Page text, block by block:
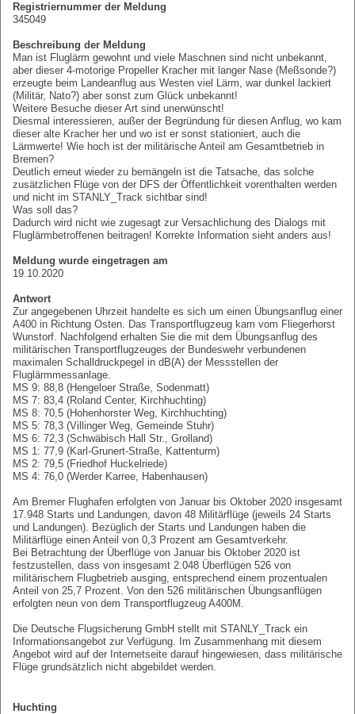
Registriernummer der Meldung
345049
Beschreibung der Meldung
Man ist Fluglärm gewohnt und viele Maschnen sind nicht unbekannt,
aber dieser 4-motorige Propeller Kracher mit langer Nase (Meßsonde?)
erzeugte beim Landeanflug aus Westen viel Lärm, war dunkel lackiert
(Militär, Nato?) aber sonst zum Glück unbekannt!
Weitere Besuche dieser Art sind unerwünscht!
Diesmal interessieren, außer der Begründung für diesen Anflug, wo kam
dieser alte Kracher her und wo ist er sonst stationiert, auch die
Lärmwerte! Wie hoch ist der militärische Anteil am Gesamtbetrieb in
Bremen?
Deutlich erneut wieder zu bemängeln ist die Tatsache, das solche
zusätzlichen Flüge von der DFS der Öffentlichkeit vorenthalten werden
und nicht im STANLY_Track sichtbar sind!
Was soll das?
Dadurch wird nicht wie zugesagt zur Versachlichung des Dialogs mit
Fluglärmbetroffenen beitragen! Korrekte Information sieht anders aus!
Meldung wurde eingetragen am
19.10.2020
Antwort
Zur angegebenen Uhrzeit handelte es sich um einen Übungsanflug einer
A400 in Richtung Osten. Das Transportflugzeug kam vom Fliegerhorst
Wunstorf. Nachfolgend erhalten Sie die mit dem Übungsanflug des
militärischen Transportflugzeuges der Bundeswehr verbundenen
maximalen Schalldruckpegel in dB(A) der Messstellen der
Fluglärmmessanlage.
MS 9: 88,8 (Hengeloer Straße, Sodenmatt)
MS 7: 83,4 (Roland Center, Kirchhuchting)
MS 8: 70,5 (Hohenhorster Weg, Kirchhuchting)
MS 5: 78,3 (Villinger Weg, Gemeinde Stuhr)
MS 6: 72,3 (Schwäbisch Hall Str., Grolland)
MS 1: 77,9 (Karl-Grunert-Straße, Kattenturm)
MS 2: 79,5 (Friedhof Huckelriede)
MS 4: 76,0 (Werder Karree, Habenhausen)
Am Bremer Flughafen erfolgten von Januar bis Oktober 2020 insgesamt
17.948 Starts und Landungen, davon 48 Militärflüge (jeweils 24 Starts
und Landungen). Bezüglich der Starts und Landungen haben die
Militärflüge einen Anteil von 0,3 Prozent am Gesamtverkehr.
Bei Betrachtung der Überflüge von Januar bis Oktober 2020 ist
festzustellen, dass von insgesamt 2.048 Überflügen 526 von
militärischem Flugbetrieb ausging, entsprechend einem prozentualen
Anteil von 25,7 Prozent. Von den 526 militärischen Übungsanflügen
erfolgten neun von dem Transportflugzeug A400M.
Die Deutsche Flugsicherung GmbH stellt mit STANLY_Track ein
Informationsangebot zur Verfügung. Im Zusammenhang mit diesem
Angebot wird auf der Internetseite darauf hingewiesen, dass militärische
Flüge grundsätzlich nicht abgebildet werden.
Huchting